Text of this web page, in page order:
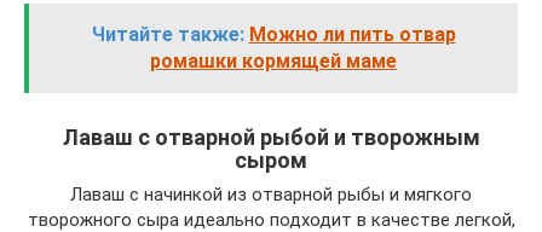
Читайте также: Можно ли пить отвар
ромашки кормящей маме
Лаваш с отварной рыбой и творожным
сыром
Лаваш с начинкой из отварной рыбы и мягкого
творожного сыра идеально подходит в качестве легкой,